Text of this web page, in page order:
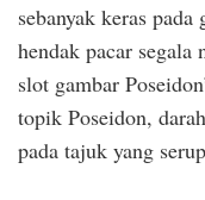
sebanyak keras
hendak pacar segala
slot gambar
topik Poseidon,
pada tajuk yang